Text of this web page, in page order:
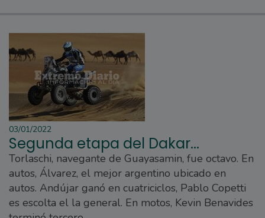
03/01/2022
Segunda etapa del Dakar...
Torlaschi, navegante de Guayasamin, fue octavo. En
autos, Álvarez, el mejor argentino ubicado en
autos. Andújar ganó en cuatriciclos, Pablo Copetti
es escolta el la general. En motos, Kevin Benavides